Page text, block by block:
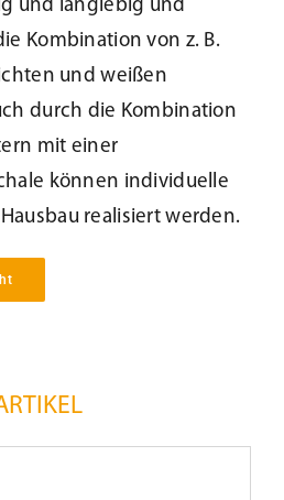
und langlebig und
Kombination von z. B.
und weißen
durch die Kombination
mit einer
können individuelle
realisiert werden.